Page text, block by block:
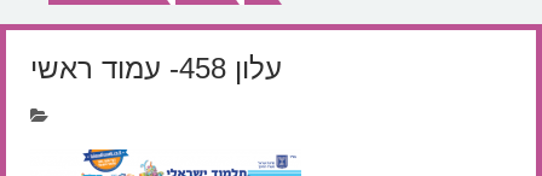
עלון 458- עמוד ראשי